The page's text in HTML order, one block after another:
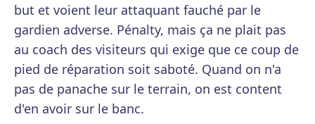
but et voient leur attaquant fauché par le
gardien adverse. Pénalty, mais ça ne plait pas
au coach des visiteurs qui exige que ce coup de
pied de réparation soit saboté. Quand on n'a
pas de panache sur le terrain, on est content
d'en avoir sur le banc.